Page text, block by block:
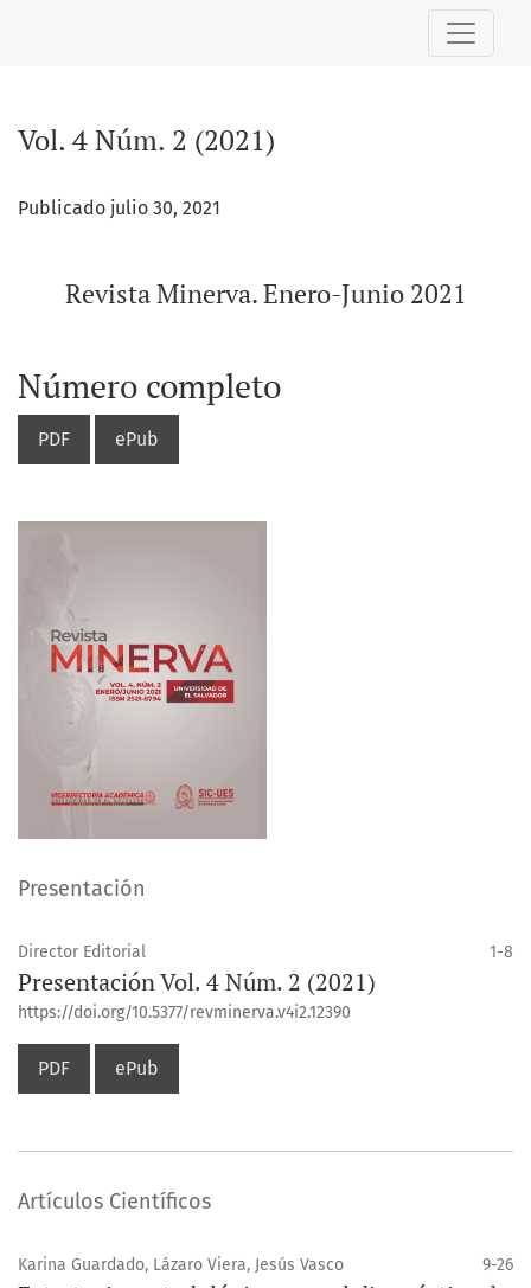
Vol. 4 Núm. 2 (2021): Revista Minerva. Enero-Junio 2021
Vol. 4 Núm. 2 (2021)
Publicado julio 30, 2021
Revista Minerva. Enero-Junio 2021
Número completo
PDF ePub
Presentación
Director Editorial 1-8
Presentación Vol. 4 Núm. 2 (2021)
https://doi.org/10.5377/revminerva.v4i2.12390
PDF ePub
Artículos Científicos
Karina Guardado, Lázaro Viera, Jesús Vasco 9-26